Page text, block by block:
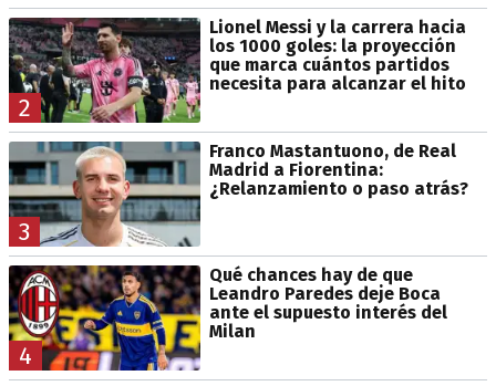
2
Lionel Messi y la carrera hacia
los 1000 goles: la proyección
que marca cuántos partidos
necesita para alcanzar el hito
3
Franco Mastantuono, de Real
Madrid a Fiorentina:
¿Relanzamiento o paso atrás?
4
Qué chances hay de que
Leandro Paredes deje Boca
ante el supuesto interés del
Milan